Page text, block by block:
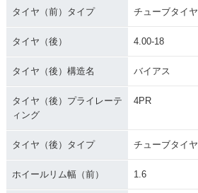
タイヤ（前）タイプ チューブタイヤ
タイヤ（後） 4.00-18
タイヤ（後）構造名 バイアス
タイヤ（後）プライレーテ
ィング
4PR
タイヤ（後）タイプ チューブタイヤ
ホイールリム幅（前） 1.6